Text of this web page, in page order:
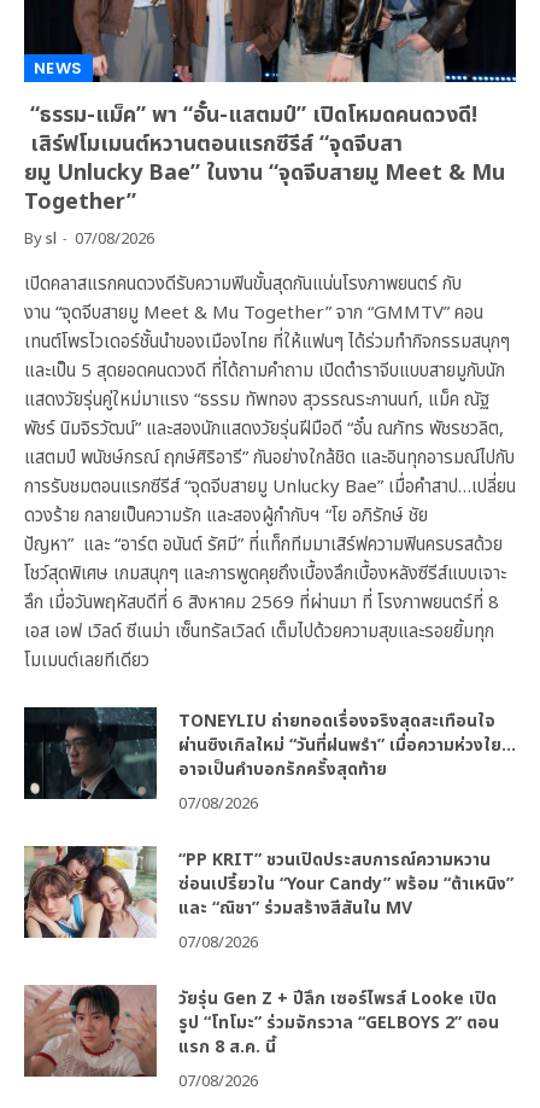
NEWS
“ธรรม-แม็ค” พา “อั๋น-แสตมป์” เปิดโหมดคนดวงดี!
เสิร์ฟโมเมนต์หวานตอนแรกซีรีส์ “จุดจีบสา
ยมู Unlucky Bae” ในงาน “จุดจีบสายมู Meet & Mu
Together”
Bysl 07/08/2026
เปิดคลาสแรกคนดวงดีรับความฟินขั้นสุดกันแน่นโรงภาพยนตร์ กับ
งาน “จุดจีบสายมู Meet & Mu Together” จาก “GMMTV” คอน
เทนต์โพรไวเดอร์ชั้นนำของเมืองไทย ที่ให้แฟนๆ ได้ร่วมทำกิจกรรมสนุกๆ
และเป็น 5 สุดยอดคนดวงดี ที่ได้ถามคำถาม เปิดตำราจีบแบบสายมูกับนัก
แสดงวัยรุ่นคู่ใหม่มาแรง “ธรรม ทัพทอง สุวรรณระกานนท์, แม็ค ณัฐ
พัชร์ นิมจิรวัฒน์” และสองนักแสดงวัยรุ่นฝีมือดี “อั๋น ณภัทร พัชรชวลิต,
แสตมป์ พนัชษ์กรณ์ ฤกษ์ศิริอารี” กันอย่างใกล้ชิด และอินทุกอารมณ์ไปกับ
การรับชมตอนแรกซีรีส์ “จุดจีบสายมู Unlucky Bae” เมื่อคำสาป…เปลี่ยน
ดวงร้าย กลายเป็นความรัก และสองผู้กำกับฯ “โย อภิรักษ์ ชัย
ปัญหา” และ “อาร์ต อนันต์ รัศมี” ที่แท็กทีมมาเสิร์ฟความฟินครบรสด้วย
โชว์สุดพิเศษ เกมสนุกๆ และการพูดคุยถึงเบื้องลึกเบื้องหลังซีรีส์แบบเจาะ
ลึก เมื่อวันพฤหัสบดีที่ 6 สิงหาคม 2569 ที่ผ่านมา ที่ โรงภาพยนตร์ที่ 8
เอส เอฟ เวิลด์ ซีเนม่า เซ็นทรัลเวิลด์ เต็มไปด้วยความสุขและรอยยิ้มทุก
โมเมนต์เลยทีเดียว
TONEYLIU ถ่ายทอดเรื่องจริงสุดสะเทือนใจ
ผ่านซิงเกิลใหม่ “วันที่ฝนพรำ” เมื่อความห่วงใย…
อาจเป็นคำบอกรักครั้งสุดท้าย
07/08/2026
“PP KRIT” ชวนเปิดประสบการณ์ความหวาน
ซ่อนเปรี้ยวใน “Your Candy” พร้อม “ต้าเหนิง”
และ “ณิชา” ร่วมสร้างสีสันใน MV
07/08/2026
วัยรุ่น Gen Z + ปีลึก เซอร์ไพรส์ Looke เปิด
รูป “โทโมะ” ร่วมจักรวาล “GELBOYS 2” ตอน
แรก 8 ส.ค. นี้
07/08/2026